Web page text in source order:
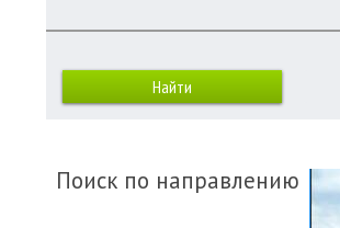
Поиск по направлению